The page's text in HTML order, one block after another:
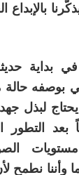
بداية
بوصفه
يحتاج لبذل
بعد التطور
وأننا نطمح